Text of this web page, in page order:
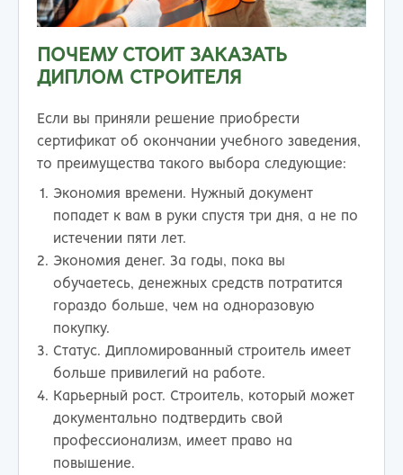
ПОЧЕМУ СТОИТ ЗАКАЗАТЬ
ДИПЛОМ СТРОИТЕЛЯ
Если вы приняли решение приобрести
сертификат об окончании учебного заведения,
то преимущества такого выбора следующие:
Экономия времени. Нужный документ
попадет к вам в руки спустя три дня, а не по
истечении пяти лет.
Экономия денег. За годы, пока вы
обучаетесь, денежных средств потратится
гораздо больше, чем на одноразовую
покупку.
Статус. Дипломированный строитель имеет
больше привилегий на работе.
Карьерный рост. Строитель, который может
документально подтвердить свой
профессионализм, имеет право на
повышение.